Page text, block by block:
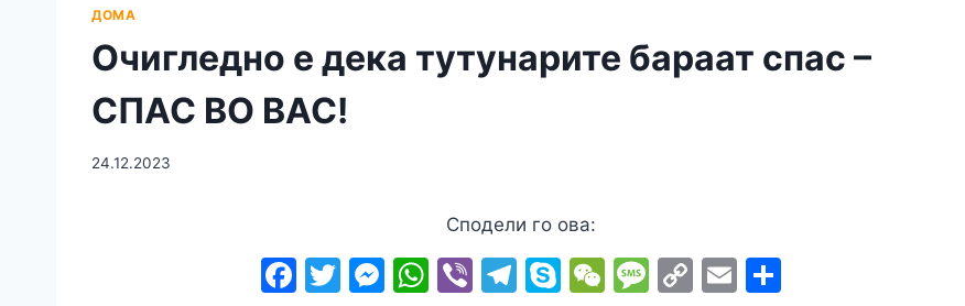
ДОМА
Очигледно е дека тутунарите бараат спас –
СПАС ВО ВАС!
24.12.2023
Сподели го ова:
F T M W Vi T S W M C E